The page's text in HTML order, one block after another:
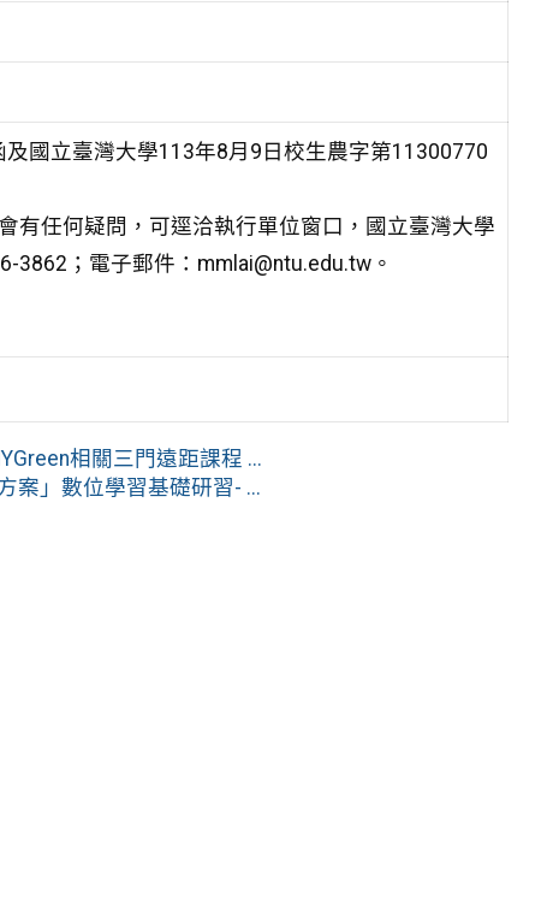
國立臺灣大學113年8月9日校生農字第11300770
有任何疑問，可逕洽執行單位窗口，國立臺灣大學
3862；電子郵件：mmlai@ntu.edu.tw。
相關三門遠距課程 ...
案」數位學習基礎研習- ...